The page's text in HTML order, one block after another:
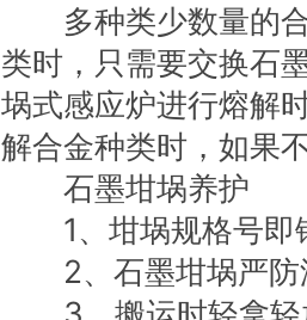
多种类少数量的合
类时，只需要交换石
埚式感应炉进行熔解
解合金种类时，如果
石墨坩埚养护
1、坩埚规格号即
2、石墨坩埚严防